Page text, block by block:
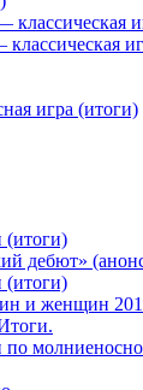
игра (итоги)
(итоги)
дебют»
(итоги)
и женщин